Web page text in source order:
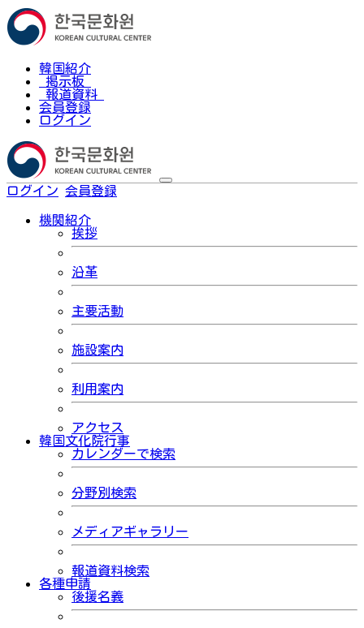
韓国紹介
掲示板
報道資料
会員登録
ログイン
ログイン 会員登録
機関紹介
挨拶
沿革
主要活動
施設案内
利用案内
アクセス
韓国文化院行事
カレンダーで検索
分野別検索
メディアギャラリー
報道資料検索
各種申請
後援名義